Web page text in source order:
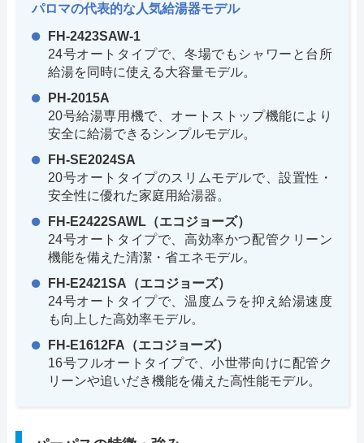
パロマの代表的な人気給湯器モデル
FH-2423SAW-1
24号オートタイプで、冬場でもシャワーと台所
給湯を同時に使える大容量モデル。
PH-2015A
20号給湯専用機で、オートストップ機能により
安全に給湯できるシンプルモデル。
FH-SE2024SA
20号オートタイプのスリムモデルで、設置性・
安全性に優れた家庭用給湯器。
FH-E2422SAWL（エコジョーズ）
24号オートタイプで、高効率かつ配管クリーン
機能を備えた清潔・省エネモデル。
FH-E2421SA（エコジョーズ）
24号オートタイプで、温度ムラを抑え給湯速度
も向上した高効率モデル。
FH-E1612FA（エコジョーズ）
16号フルオートタイプで、小世帯向けに配管ク
リーンや追いだき機能を備えた高性能モデル。